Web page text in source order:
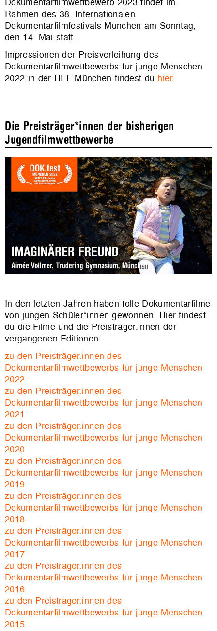
Rahmen des 38. Internationalen
Dokumentarfilmfestivals München am Sonntag,
den 14. Mai statt.
Impressionen der Preisverleihung des
Dokumentarfilmwettbewerbs für junge Menschen
2022 in der HFF München findest du hier.
Die Preisträger*innen der bisherigen
Jugendfilmwettbewerbe
In den letzten Jahren haben tolle Dokumentarfilme
von jungen Schüler*innen gewonnen. Hier findest
du die Filme und die Preisträger.innen der
vergangenen Editionen:
zu den Preisträger.innen des
Dokumentarfilmwettbewerbs für junge Menschen
2022
zu den Preisträger.innen des
Dokumentarfilmwettbewerbs für junge Menschen
2021
zu den Preisträger.innen des
Dokumentarfilmwettbewerbs für junge Menschen
2020
zu den Preisträger.innen des
Dokumentarfilmwettbewerbs für junge Menschen
2019
zu den Preisträger.innen des
Dokumentarfilmwettbewerbs für junge Menschen
2018
zu den Preisträger.innen des
Dokumentarfilmwettbewerbs für junge Menschen
2017
zu den Preisträger.innen des
Dokumentarfilmwettbewerbs für junge Menschen
2016
zu den Preisträger.innen des
Dokumentarfilmwettbewerbs für junge Menschen
2015